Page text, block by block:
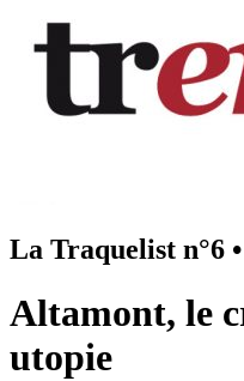
La Traquelist n°6 •
Altamont, le
utopie